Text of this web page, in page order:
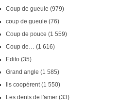
Coup de gueule (979)
coup de gueule (76)
Coup de pouce (1 559)
Coup de… (1 616)
Edito (35)
Grand angle (1 585)
Ils coopérent(1 550)
Les dents de l'amer (33)